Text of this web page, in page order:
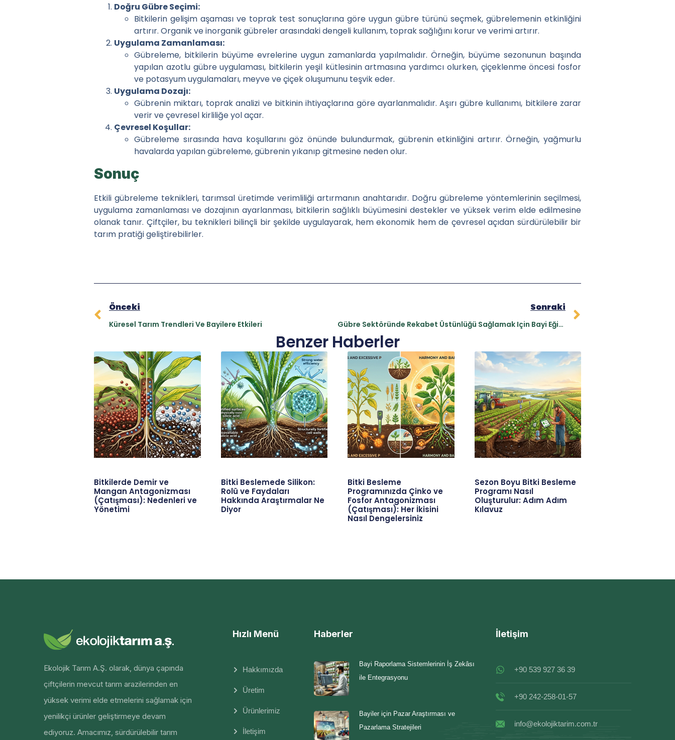
Doğru Gübre Seçimi:
Bitkilerin gelişim aşaması ve toprak test sonuçlarına göre uygun gübre türünü seçmek, gübrelemenin etkinliğini
artırır. Organik ve inorganik gübreler arasındaki dengeli kullanım, toprak sağlığını korur ve verimi artırır.
Uygulama Zamanlaması:
Gübreleme, bitkilerin büyüme evrelerine uygun zamanlarda yapılmalıdır. Örneğin, büyüme sezonunun başında
yapılan azotlu gübre uygulaması, bitkilerin yeşil kütlesinin artmasına yardımcı olurken, çiçeklenme öncesi fosfor
ve potasyum uygulamaları, meyve ve çiçek oluşumunu teşvik eder.
Uygulama Dozajı:
Gübrenin miktarı, toprak analizi ve bitkinin ihtiyaçlarına göre ayarlanmalıdır. Aşırı gübre kullanımı, bitkilere zarar
verir ve çevresel kirliliğe yol açar.
Çevresel Koşullar:
Gübreleme sırasında hava koşullarını göz önünde bulundurmak, gübrenin etkinliğini artırır. Örneğin, yağmurlu
havalarda yapılan gübreleme, gübrenin yıkanıp gitmesine neden olur.
Sonuç
Etkili gübreleme teknikleri, tarımsal üretimde verimliliği artırmanın anahtarıdır. Doğru gübreleme yöntemlerinin seçilmesi,
uygulama zamanlaması ve dozajının ayarlanması, bitkilerin sağlıklı büyümesini destekler ve yüksek verim elde edilmesine
olanak tanır. Çiftçiler, bu teknikleri bilinçli bir şekilde uygulayarak, hem ekonomik hem de çevresel açıdan sürdürülebilir bir
tarım pratiği geliştirebilirler.
Önceki
Küresel Tarım Trendleri Ve Bayilere Etkileri
Sonraki
Gübre Sektöründe Rekabet Üstünlüğü Sağlamak Için Bayi Eğitimleri
Benzer Haberler
Bitkilerde Demir ve
Mangan Antagonizması
(Çatışması): Nedenleri ve
Yönetimi
Bitki Beslemede Silikon:
Rolü ve Faydaları
Hakkında Araştırmalar Ne
Diyor
Bitki Besleme
Programınızda Çinko ve
Fosfor Antagonizması
(Çatışması): Her İkisini
Nasıl Dengelersiniz
Sezon Boyu Bitki Besleme
Programı Nasıl
Oluşturulur: Adım Adım
Kılavuz
Ekolojik Tarım A.Ş. olarak, dünya çapında
çiftçilerin mevcut tarım arazilerinden en
yüksek verimi elde etmelerini sağlamak için
yenilikçi ürünler geliştirmeye devam
ediyoruz. Amacımız, sürdürülebilir tarım
Hızlı Menü
Hakkımızda
Üretim
Ürünlerimiz
İletişim
Haberler
Bayi Raporlama Sistemlerinin İş Zekâsı
ile Entegrasyonu
Bayiler için Pazar Araştırması ve
Pazarlama Stratejileri
İletişim
+90 539 927 36 39
+90 242-258-01-57
info@ekolojiktarim.com.tr